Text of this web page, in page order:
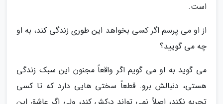
است.
از او می پرسم اگر کسی بخواهد این طوری زندگی کند، به او
چه می گویید؟
می گوید به او می گویم اگر واقعاً مجنون این سبک زندگی
هستی، دنبالش برو. قطعاً سختی هایی دارد که تا کسی